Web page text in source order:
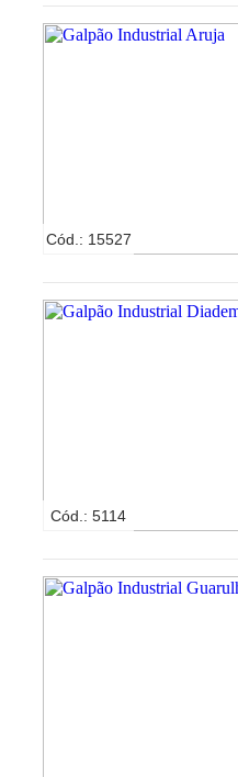
Cód.: 15527
Cód.: 5114